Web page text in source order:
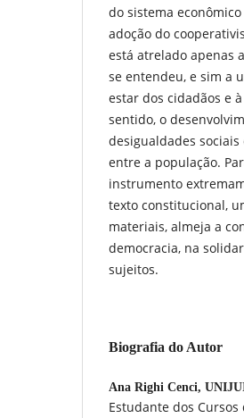
do sistema
adoção do
está atrelado apenas
se entendeu, e sim a
estar dos cidadãos e
sentido, o
desigualdades sociais
entre a população.
instrumento
texto constitucional,
materiais, almeja a
democracia, na
sujeitos.
Biografia do Autor
Ana Righi Cenci,
Estudante dos Cursos